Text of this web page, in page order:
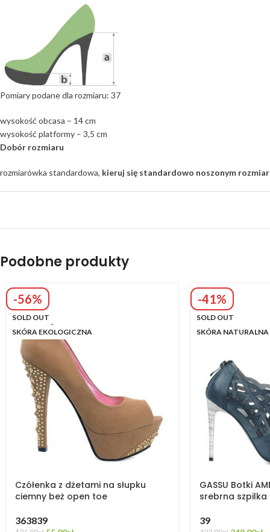
Pomiary podane dla rozmiaru: 37
wysokość obcasa – 14 cm
wysokość platformy – 3,5 cm
Dobór rozmiaru
rozmiarówka standardowa, kieruj się standardowo noszonym
Podobne produkty
-56%
SOLD OUT
SKÓRA EKOLOGICZNA
Czółenka z dżetami na słupku
ciemny beż open toe
363839
-41%
SOLD OUT
SKÓRA NATURALNA
GASSU Botki
srebrna
39